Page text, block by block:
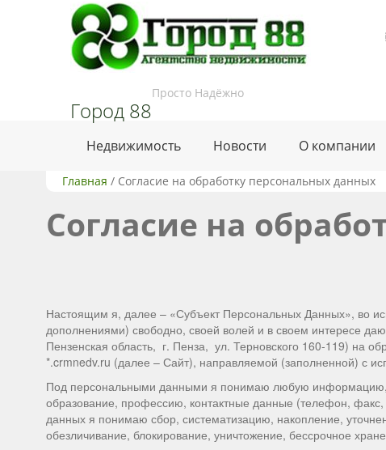
Город 88
Просто Надёжно
Недвижимость Новости О компании
Главная / Согласие на обработку персональных данных
Согласие на
Настоящим я, далее – «Субъект Персональных Данных», во
дополнениями) свободно, своей волей и в своем интересе
Пензенская область, г. Пенза, ул. Терновского 160-119) на
*.crmnedv.ru (далее – Сайт), направляемой (заполненной) с
Под персональными данными я понимаю любую информацию,
образование, профессию, контактные данные (телефон,
данных я понимаю сбор, систематизацию, накопление,
обезличивание, блокирование, уничтожение, бессрочное